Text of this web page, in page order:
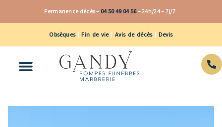
Permanence décès – 04 50 49 04 56–24h/24 – 7j/7
Obsèques|Fin de vie| Avis de décès| Devis